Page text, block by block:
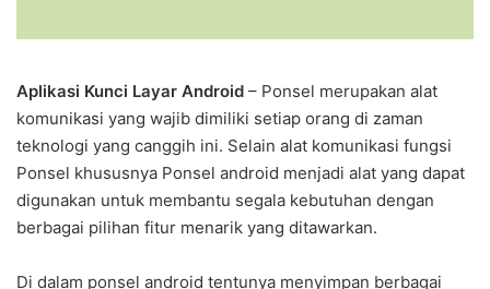
Aplikasi Kunci Layar Android – Ponsel merupakan alat
komunikasi yang wajib dimiliki setiap orang di zaman
teknologi yang canggih ini. Selain alat komunikasi fungsi
Ponsel khususnya Ponsel android menjadi alat yang dapat
digunakan untuk membantu segala kebutuhan dengan
berbagai pilihan fitur menarik yang ditawarkan.
Di dalam ponsel android tentunya menyimpan berbagai